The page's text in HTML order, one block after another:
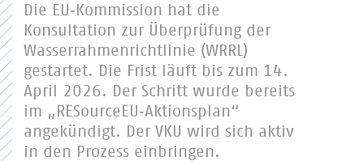
Die EU‑Kommission hat die
Konsultation zur Überprüfung der
Wasserrahmenrichtlinie (WRRL)
gestartet. Die Frist läuft bis zum 14.
April 2026. Der Schritt wurde bereits
im „RESourceEU‑Aktionsplan“
angekündigt. Der VKU wird sich aktiv
in den Prozess einbringen.